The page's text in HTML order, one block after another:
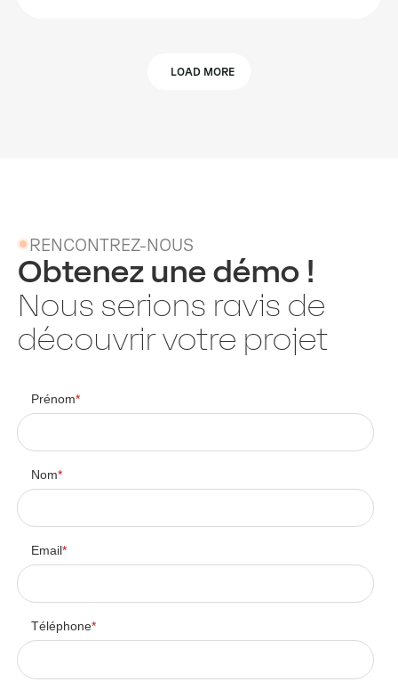
LOAD MORE
RENCONTREZ-NOUS
Obtenez une démo !
Nous serions ravis de
découvrir votre projet
Prénom*
Nom*
Email*
Téléphone*